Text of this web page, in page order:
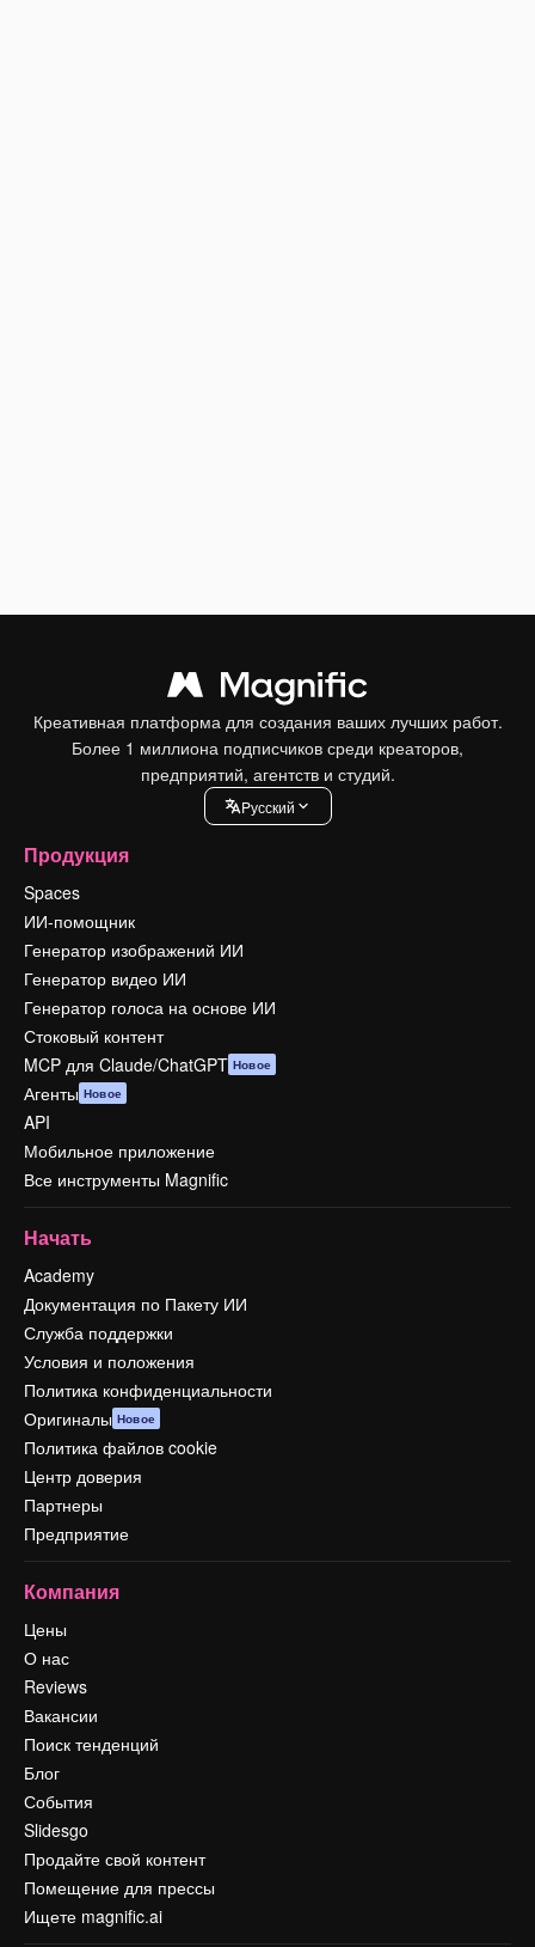
Креативная платформа для создания ваших лучших работ.
Более 1 миллиона подписчиков среди креаторов,
предприятий, агентств и студий.
Pусский
Продукция
Spaces
ИИ-помощник
Генератор изображений ИИ
Генератор видео ИИ
Генератор голоса на основе ИИ
Стоковый контент
MCP для Claude/ChatGPT Новое
Агенты Новое
API
Мобильное приложение
Все инструменты Magnific
Начать
Academy
Документация по Пакету ИИ
Служба поддержки
Условия и положения
Политика конфиденциальности
Оригиналы Новое
Политика файлов cookie
Центр доверия
Партнеры
Предприятие
Компания
Цены
О нас
Reviews
Вакансии
Поиск тенденций
Блог
События
Slidesgo
Продайте свой контент
Помещение для прессы
Ищете magnific.ai